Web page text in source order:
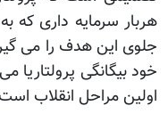
هربار سرمایه داری که
جلوی این هدف را می
خود بیگانگی
اولین مراحل انقلاب